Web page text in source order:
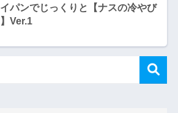
パンでじっくりと【ナスの冷やび
Ver.1